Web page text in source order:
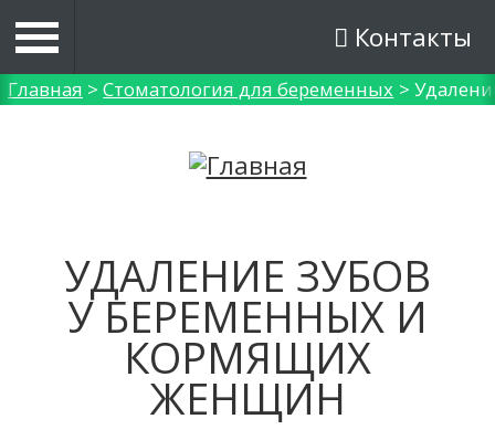
Контакты
Вы здесь
Главная > Стоматология для беременных >
УДАЛЕНИЕ ЗУБОВ
У БЕРЕМЕННЫХ И
КОРМЯЩИХ
ЖЕНЩИН